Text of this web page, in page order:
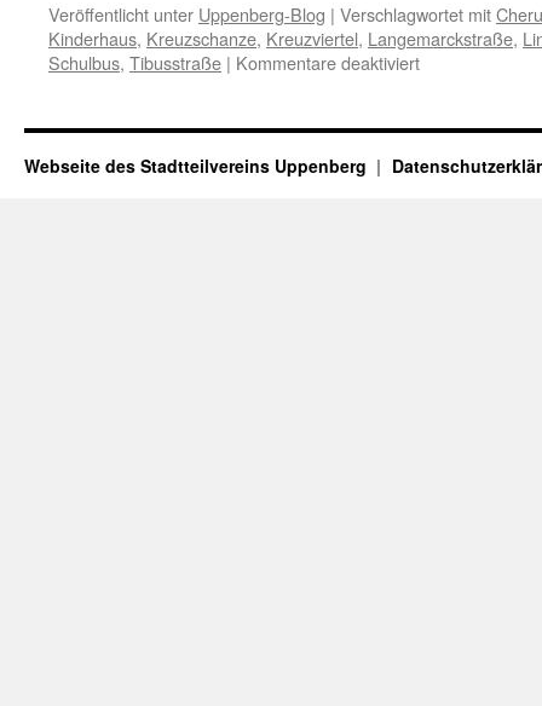
Veröffentlicht unter Uppenberg-Blog | Verschlagwortet mit
Kinderhaus, Kreuzschanze, Kreuzviertel, Langemarckstraße,
Schulbus, Tibusstraße | Kommentare deaktiviertfür
Busumleitung
im
Webseite des Stadtteilvereins Uppenberg